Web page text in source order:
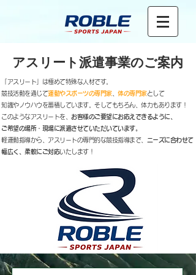
​アスリート派遣事業のご案内
「アスリート」は極めて特殊な人材です。
競技活動を通じて運動やスポーツの専門家、 体の専門家として
知識やノウハウを蓄積しています。そしてもちろん、体力もあります！
このようなアスリートを、 お客様のご要望にお応えできるように、
ご希望の場所・現場に派遣させていただいています。
軽運動指導から、アスリートの専門的な競技指導まで、
ニーズに合わせて
幅広く、柔軟にご対応いたします！